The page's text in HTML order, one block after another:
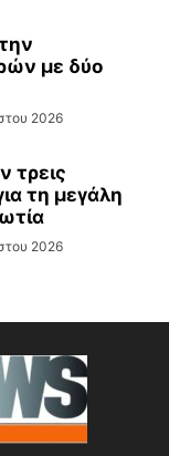
με δύο
2026
τρεις
τη μεγάλη
2026